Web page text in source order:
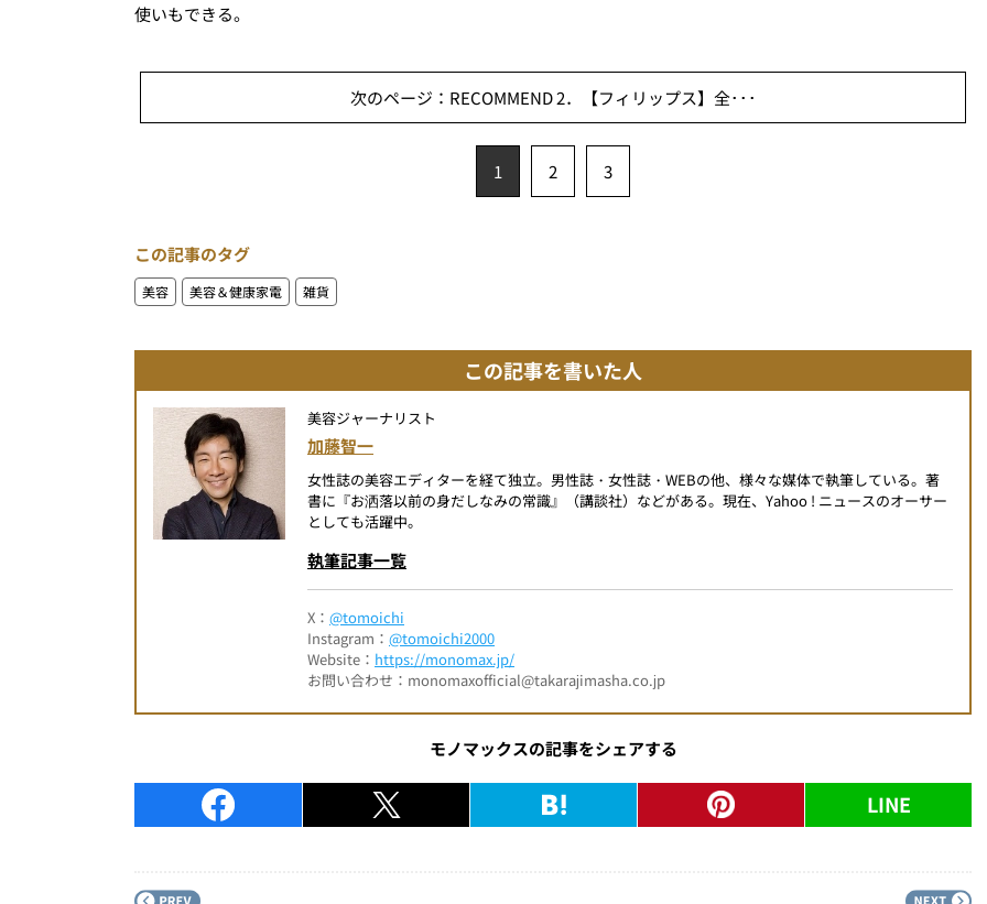
使いもできる。
次のページ：RECOMMEND 2．【フィリップス】全･･･
1 2 3
この記事のタグ
美容 美容＆健康家電 雑貨
この記事を書いた人
美容ジャーナリスト
加藤智一
女性誌の美容エディターを経て独立。男性誌・女性誌・WEBの他、様々な媒体で執筆している。著
書に『お洒落以前の身だしなみの常識』（講談社）などがある。現在、Yahoo ! ニュースのオーサー
としても活躍中。
執筆記事一覧
X： @tomoichi
Instagram： @tomoichi2000
Website： https://monomax.jp/
お問い合わせ：monomaxofficial@takarajimasha.co.jp
モノマックスの記事をシェアする
LINE